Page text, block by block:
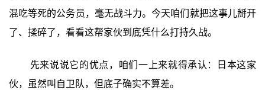
混吃等死的公务员，毫无战斗力。今天咱们就把这事儿掰开
了、揉碎了，看看这帮家伙到底凭什么打持久战。
先来说说它的优点，咱们一上来就得承认：日本这家
伙，虽然叫自卫队，但底子确实不算差。